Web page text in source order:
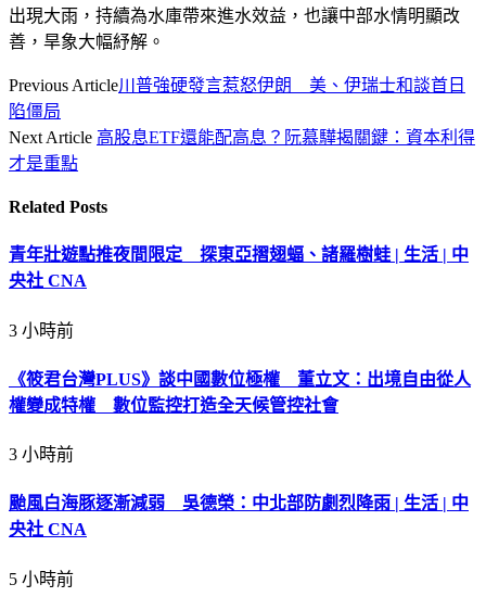
出現大雨，持續為水庫帶來進水效益，也讓中部水情明顯改
善，旱象大幅紓解。
Previous Article川普強硬發言惹怒伊朗 美、伊瑞士和談首日
陷僵局
Next Article 高股息ETF還能配高息？阮慕驊揭關鍵：資本利得
才是重點
Related Posts
青年壯遊點推夜間限定 探東亞摺翅蝠、諸羅樹蛙 | 生活 | 中
央社 CNA
3 小時前
《筱君台灣PLUS》談中國數位極權 董立文：出境自由從人
權變成特權 數位監控打造全天候管控社會
3 小時前
颱風白海豚逐漸減弱 吳德榮：中北部防劇烈降雨 | 生活 | 中
央社 CNA
5 小時前